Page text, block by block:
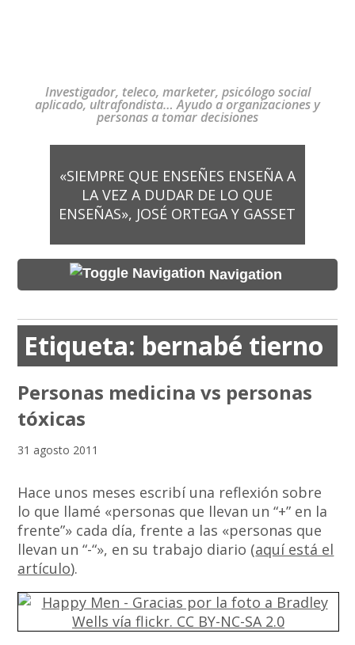
Investigador, teleco, marketer, psicólogo social
aplicado, ultrafondista… Ayudo a organizaciones y
personas a tomar decisiones
«SIEMPRE QUE ENSEÑES ENSEÑA A
LA VEZ A DUDAR DE LO QUE
ENSEÑAS», JOSÉ ORTEGA Y GASSET
Navigation
Etiqueta: bernabé tierno
Personas medicina vs personas
tóxicas
31 agosto 2011
Hace unos meses escribí una reflexión sobre
lo que llamé «personas que llevan un “+” en la
frente”» cada día, frente a las «personas que
llevan un “-“», en su trabajo diario (aquí está el
artículo).